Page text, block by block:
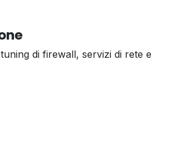
di firewall, servizi di rete e